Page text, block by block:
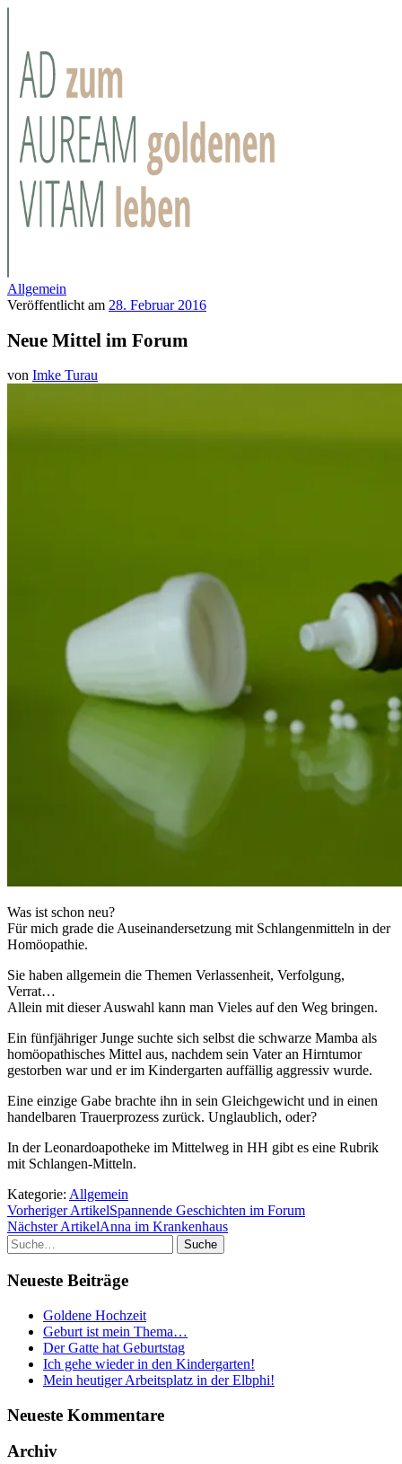
Allgemein
Veröffentlicht am 28. Februar 2016
Neue Mittel im Forum
von Imke Turau
Was ist schon neu?
Für mich grade die Auseinandersetzung mit Schlangenmitteln in der
Homöopathie.
Sie haben allgemein die Themen Verlassenheit, Verfolgung,
Verrat…
Allein mit dieser Auswahl kann man Vieles auf den Weg bringen.
Ein fünfjähriger Junge suchte sich selbst die schwarze Mamba als
homöopathisches Mittel aus, nachdem sein Vater an Hirntumor
gestorben war und er im Kindergarten auffällig aggressiv wurde.
Eine einzige Gabe brachte ihn in sein Gleichgewicht und in einen
handelbaren Trauerprozess zurück. Unglaublich, oder?
In der Leonardoapotheke im Mittelweg in HH gibt es eine Rubrik
mit Schlangen-Mitteln.
Kategorie: Allgemein
Vorheriger ArtikelSpannende Geschichten im Forum
Nächster ArtikelAnna im Krankenhaus
Suche
Neueste Beiträge
Goldene Hochzeit
Geburt ist mein Thema…
Der Gatte hat Geburtstag
Ich gehe wieder in den Kindergarten!
Mein heutiger Arbeitsplatz in der Elbphi!
Neueste Kommentare
Archiv